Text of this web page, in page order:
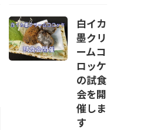
白イカ
墨クリ
ームコ
ロッケ
の試食
会を開
催しま
す